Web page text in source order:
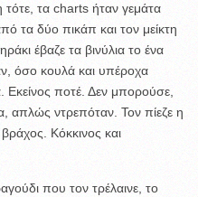
τα charts ήταν γεμάτα
τα δύο πικάπ και τον μείκτη
έβαζε τα βινύλια το ένα
όσο κουλά και υπέροχα
ποτέ. Δεν μπορούσε,
απλώς ντρεπόταν. Τον πίεζε η
Κόκκινος και
που τον τρέλαινε, το